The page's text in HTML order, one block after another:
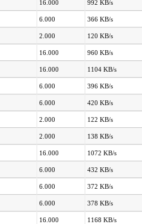
16.000 992 KB/s
6.000 366 KB/s
2.000 120 KB/s
16.000 960 KB/s
16.000 1104 KB/s
6.000 396 KB/s
6.000 420 KB/s
2.000 122 KB/s
2.000 138 KB/s
16.000 1072 KB/s
6.000 432 KB/s
6.000 372 KB/s
6.000 378 KB/s
16.000 1168 KB/s